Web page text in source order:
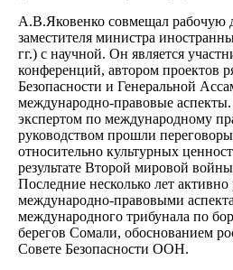
А.В.Яковенко совмещал рабочую
заместителя министра
гг.) с научной. Он является
конференций, автором проектов
Безопасности и Генеральной
международно-правовые
экспертом по международному
руководством прошли
относительно культурных
результате Второй мировой
Последние несколько лет активно
международно-правовыми
международного трибунала по
берегов Сомали, обоснованием
Совете Безопасности ООН.